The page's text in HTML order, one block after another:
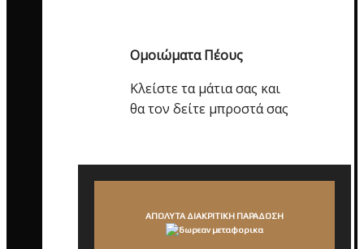
Ομοιώματα Πέους
Κλείστε τα μάτια σας και
θα τον δείτε μπροστά σας
ΑΠΟΛΥΤΑ ΔΙΑΚΡΙΤΙΚΗ ΠΑΡΑΔΟΣΗ